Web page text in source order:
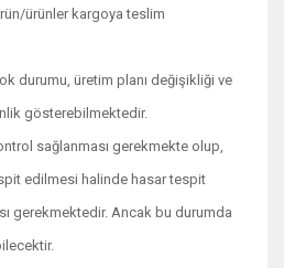
ürünler kargoya teslim
durumu, üretim planı değişikliği ve
gösterebilmektedir.
sağlanması gerekmekte olup,
edilmesi halinde hasar tespit
gerekmektedir. Ancak bu durumda